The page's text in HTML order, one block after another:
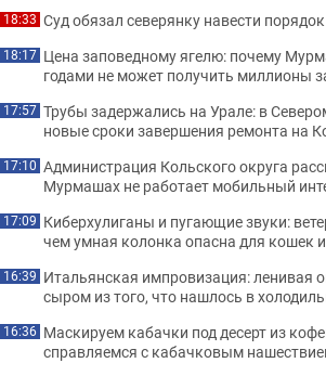
18:33 Суд обязал северянку навести
18:17 Цена заповедному ягелю: почему
годами не может получить миллионы
17:57 Трубы задержались на Урале: в
новые сроки завершения ремонта на
17:10 Администрация Кольского округа
Мурмашах не работает мобильный
17:09 Киберхулиганы и пугающие звуки:
чем умная колонка опасна для кошек
16:39 Итальянская импровизация: ленивая
сыром из того, что нашлось в
16:36 Маскируем кабачки под десерт из
справляемся с кабачковым